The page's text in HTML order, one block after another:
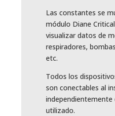
Las constantes se
módulo Diane
visualizar datos de
respiradores,
etc.
Todos los
son conectables al
independientemente
utilizado.